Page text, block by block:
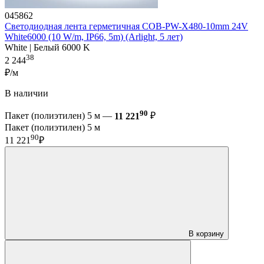
045862
Светодиодная лента герметичная COB-PW-X480-10mm 24V
White6000 (10 W/m, IP66, 5m) (Arlight, 5 лет)
White | Белый 6000 K
2 24438
₽/м
В наличии
Пакет (полиэтилен) 5 м — 11 22190 ₽
Пакет (полиэтилен) 5 м
11 221 90₽
В корзину